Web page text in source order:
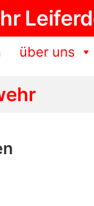
über uns